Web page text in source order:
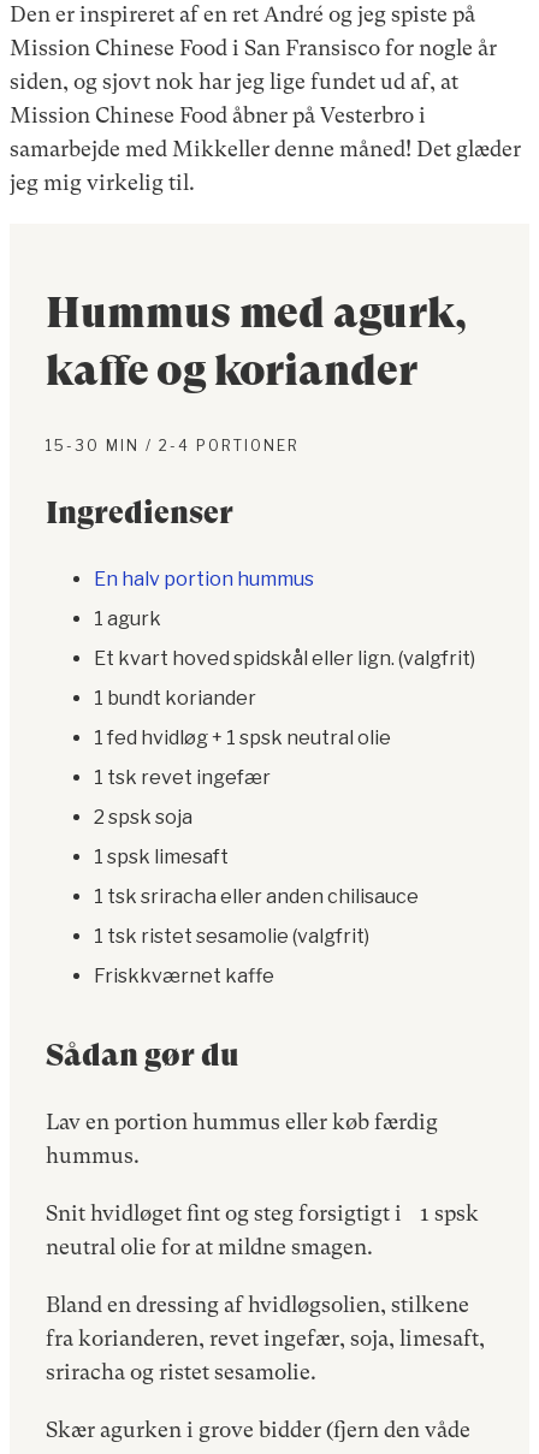
Den er inspireret af en ret André og jeg spiste på
Mission Chinese Food i San Fransisco for nogle år
siden, og sjovt nok har jeg lige fundet ud af, at
Mission Chinese Food åbner på Vesterbro i
samarbejde med Mikkeller denne måned! Det glæder
jeg mig virkelig til.
Hummus med agurk,
kaffe og koriander
15-30 MIN / 2-4 PORTIONER
Ingredienser
En halv portion hummus
1 agurk
Et kvart hoved spidskål eller lign. (valgfrit)
1 bundt koriander
1 fed hvidløg + 1 spsk neutral olie
1 tsk revet ingefær
2 spsk soja
1 spsk limesaft
1 tsk sriracha eller anden chilisauce
1 tsk ristet sesamolie (valgfrit)
Friskkværnet kaffe
Sådan gør du
Lav en portion hummus eller køb færdig
hummus.
Snit hvidløget fint og steg forsigtigt i 1 spsk
neutral olie for at mildne smagen.
Bland en dressing af hvidløgsolien, stilkene
fra korianderen, revet ingefær, soja, limesaft,
sriracha og ristet sesamolie.
Skær agurken i grove bidder (fjern den våde